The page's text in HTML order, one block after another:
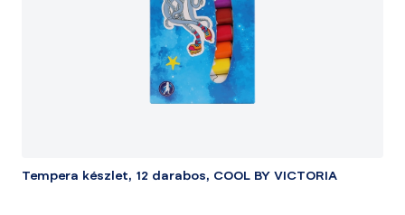
Tempera készlet, 12 darabos, COOL BY VICTORIA